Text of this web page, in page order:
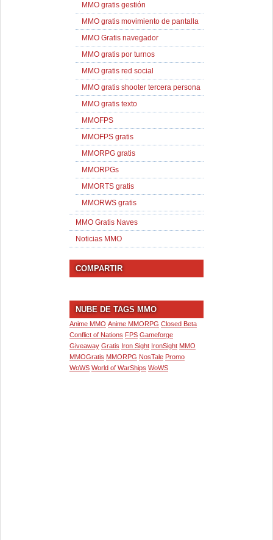
MMO gratis gestión
MMO gratis movimiento de pantalla
MMO Gratis navegador
MMO gratis por turnos
MMO gratis red social
MMO gratis shooter tercera persona
MMO gratis texto
MMOFPS
MMOFPS gratis
MMORPG gratis
MMORPGs
MMORTS gratis
MMORWS gratis
MMO Gratis Naves
Noticias MMO
COMPARTIR
NUBE DE TAGS MMO
Anime MMO Anime MMORPG Closed Beta
Conflict of Nations FPS Gameforge
Giveaway Gratis Iron Sight IronSight MMO
MMOGratis MMORPG NosTale Promo
WoWS World of WarShips WoWS